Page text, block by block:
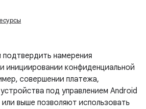
намерения
инициировании конфиденциальной
совершении платежа,
под управлением Android
выше позволяют использовать